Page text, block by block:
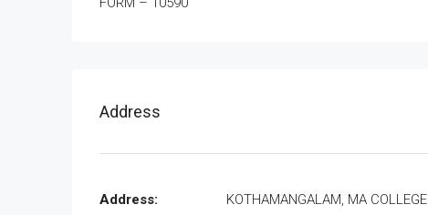
Address
Address: KOTHAMANGALAM, MA COLLEGE